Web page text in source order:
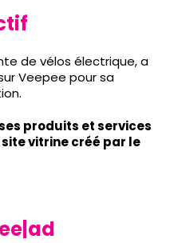
de vélos électrique, a
Veepee pour sa
produits et services
site vitrine créé par le